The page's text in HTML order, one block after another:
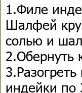
1.Филе
Шалфей
солью и
2.Обернуть
индейки по